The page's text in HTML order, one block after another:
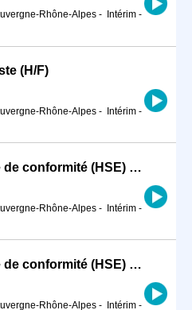
Rhône-Alpes - Intérim -
(H/F)
Rhône-Alpes - Intérim -
Technicien de contrôle de conformité (HSE) H/F
Rhône-Alpes - Intérim -
Technicien de contrôle de conformité (HSE) H/F
Rhône-Alpes - Intérim -